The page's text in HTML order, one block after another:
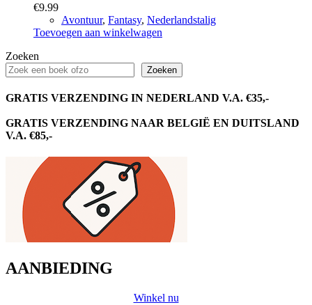
€9.99
Avontuur, Fantasy, Nederlandstalig
Toevoegen aan winkelwagen
Zoeken
Zoeken
GRATIS VERZENDING IN NEDERLAND V.A. €35,-
GRATIS VERZENDING NAAR BELGIË EN DUITSLAND
V.A. €85,-
AANBIEDING
Winkel nu